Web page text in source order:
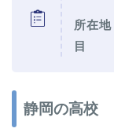
所在
目
静岡の高校